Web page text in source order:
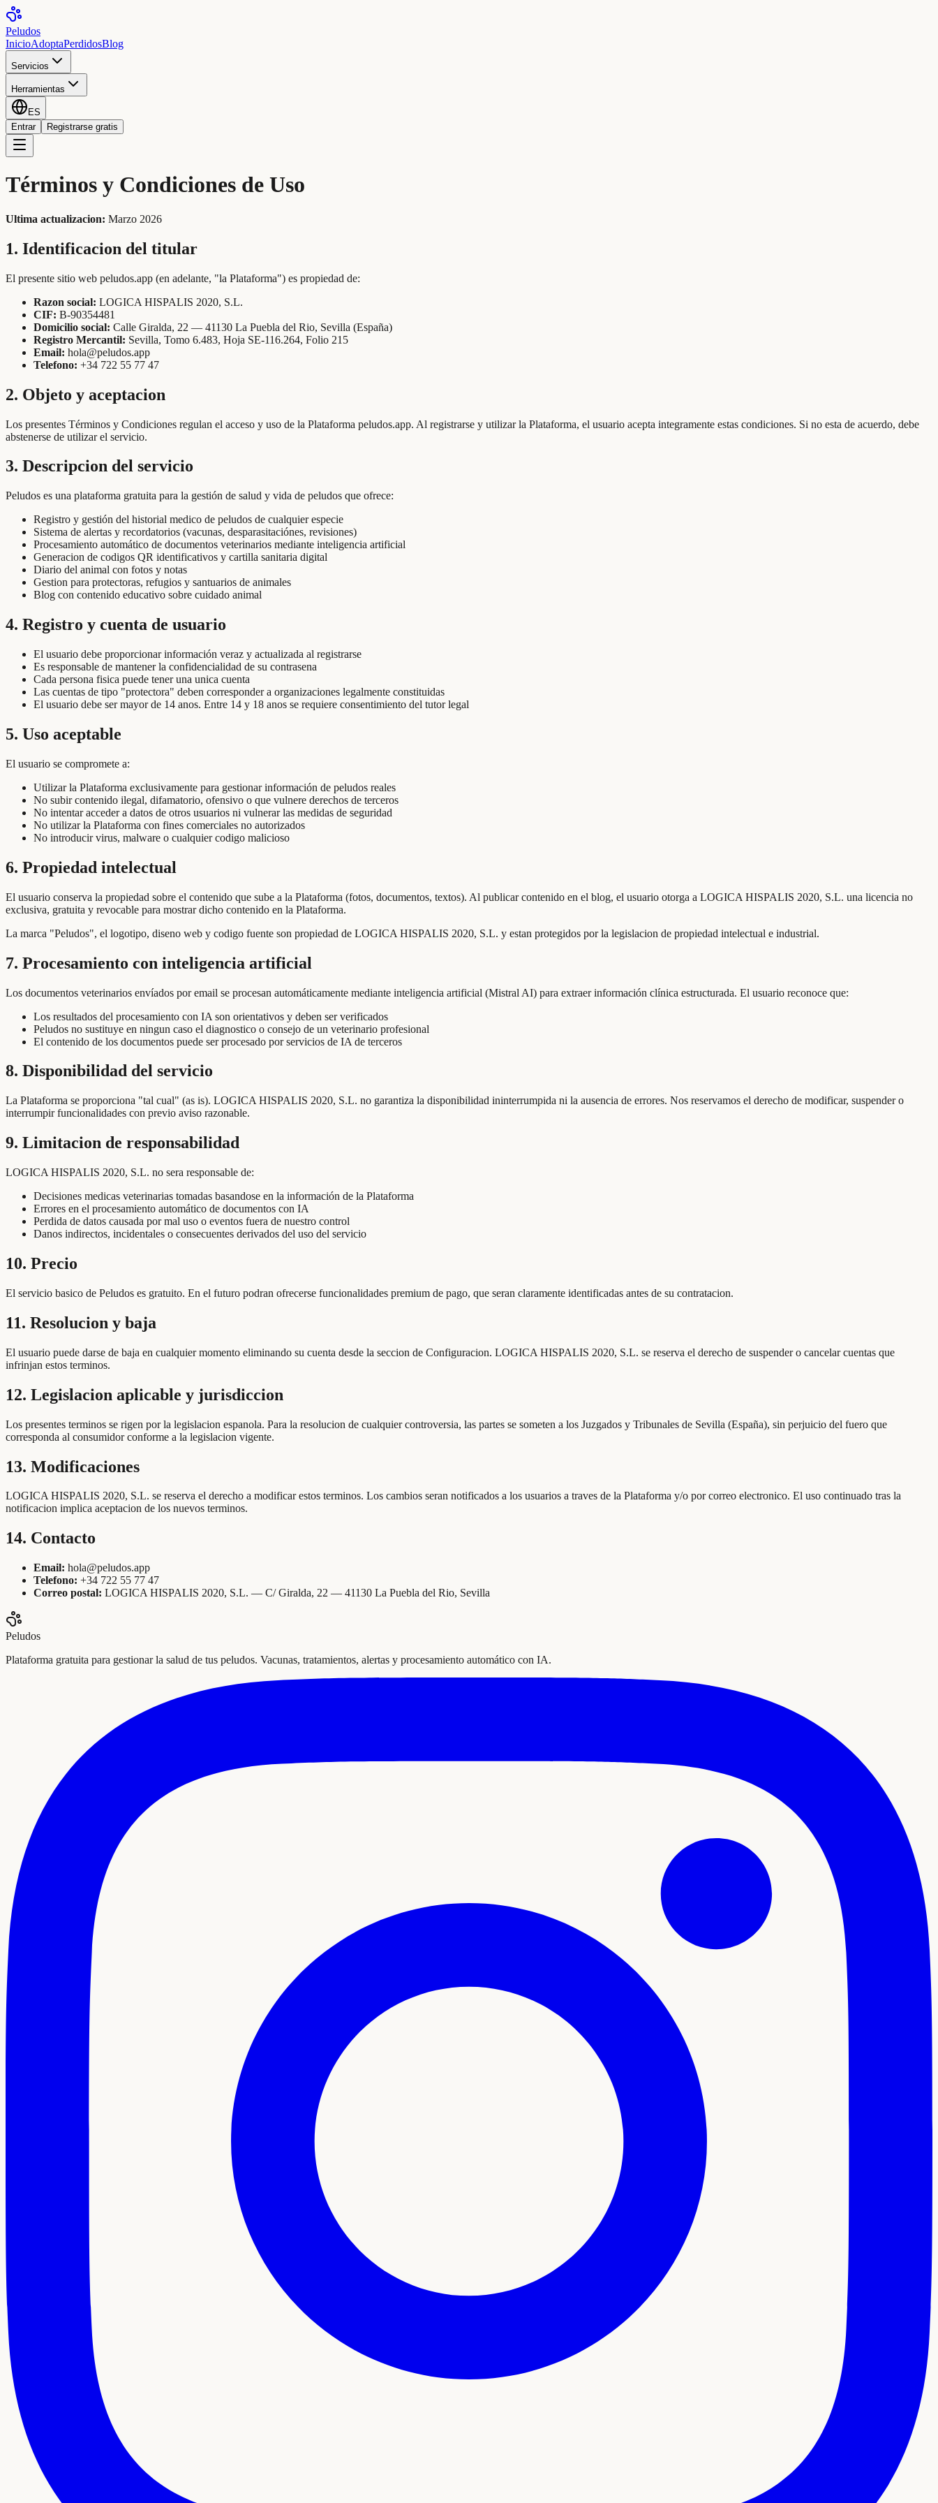
Peludos
InicioAdoptaPerdidosBlog
Servicios
Herramientas
ES
Entrar
Registrarse gratis
Términos y Condiciones de Uso
Ultima actualizacion: Marzo 2026
1. Identificacion del titular
El presente sitio web peludos.app (en adelante, "la Plataforma") es propiedad de:
Razon social: LOGICA HISPALIS 2020, S.L.
CIF: B-90354481
Domicilio social: Calle Giralda, 22 — 41130 La Puebla del Rio, Sevilla (España)
Registro Mercantil: Sevilla, Tomo 6.483, Hoja SE-116.264, Folio 215
Email: hola@peludos.app
Telefono: +34 722 55 77 47
2. Objeto y aceptacion
Los presentes Términos y Condiciones regulan el acceso y uso de la Plataforma peludos.app. Al registrarse y utilizar la Plataforma, el usuario acepta integramente estas condiciones. Si no esta de acuerdo, debe
abstenerse de utilizar el servicio.
3. Descripcion del servicio
Peludos es una plataforma gratuita para la gestión de salud y vida de peludos que ofrece:
Registro y gestión del historial medico de peludos de cualquier especie
Sistema de alertas y recordatorios (vacunas, desparasitaciónes, revisiones)
Procesamiento automático de documentos veterinarios mediante inteligencia artificial
Generacion de codigos QR identificativos y cartilla sanitaria digital
Diario del animal con fotos y notas
Gestion para protectoras, refugios y santuarios de animales
Blog con contenido educativo sobre cuidado animal
4. Registro y cuenta de usuario
El usuario debe proporcionar información veraz y actualizada al registrarse
Es responsable de mantener la confidencialidad de su contrasena
Cada persona fisica puede tener una unica cuenta
Las cuentas de tipo "protectora" deben corresponder a organizaciones legalmente constituidas
El usuario debe ser mayor de 14 anos. Entre 14 y 18 anos se requiere consentimiento del tutor legal
5. Uso aceptable
El usuario se compromete a:
Utilizar la Plataforma exclusivamente para gestionar información de peludos reales
No subir contenido ilegal, difamatorio, ofensivo o que vulnere derechos de terceros
No intentar acceder a datos de otros usuarios ni vulnerar las medidas de seguridad
No utilizar la Plataforma con fines comerciales no autorizados
No introducir virus, malware o cualquier codigo malicioso
6. Propiedad intelectual
El usuario conserva la propiedad sobre el contenido que sube a la Plataforma (fotos, documentos, textos). Al publicar contenido en el blog, el usuario otorga a LOGICA HISPALIS 2020, S.L. una licencia no
exclusiva, gratuita y revocable para mostrar dicho contenido en la Plataforma.
La marca "Peludos", el logotipo, diseno web y codigo fuente son propiedad de LOGICA HISPALIS 2020, S.L. y estan protegidos por la legislacion de propiedad intelectual e industrial.
7. Procesamiento con inteligencia artificial
Los documentos veterinarios envíados por email se procesan automáticamente mediante inteligencia artificial (Mistral AI) para extraer información clínica estructurada. El usuario reconoce que:
Los resultados del procesamiento con IA son orientativos y deben ser verificados
Peludos no sustituye en ningun caso el diagnostico o consejo de un veterinario profesional
El contenido de los documentos puede ser procesado por servicios de IA de terceros
8. Disponibilidad del servicio
La Plataforma se proporciona "tal cual" (as is). LOGICA HISPALIS 2020, S.L. no garantiza la disponibilidad ininterrumpida ni la ausencia de errores. Nos reservamos el derecho de modificar, suspender o
interrumpir funcionalidades con previo aviso razonable.
9. Limitacion de responsabilidad
LOGICA HISPALIS 2020, S.L. no sera responsable de:
Decisiones medicas veterinarias tomadas basandose en la información de la Plataforma
Errores en el procesamiento automático de documentos con IA
Perdida de datos causada por mal uso o eventos fuera de nuestro control
Danos indirectos, incidentales o consecuentes derivados del uso del servicio
10. Precio
El servicio basico de Peludos es gratuito. En el futuro podran ofrecerse funcionalidades premium de pago, que seran claramente identificadas antes de su contratacion.
11. Resolucion y baja
El usuario puede darse de baja en cualquier momento eliminando su cuenta desde la seccion de Configuracion. LOGICA HISPALIS 2020, S.L. se reserva el derecho de suspender o cancelar cuentas que
infrinjan estos terminos.
12. Legislacion aplicable y jurisdiccion
Los presentes terminos se rigen por la legislacion espanola. Para la resolucion de cualquier controversia, las partes se someten a los Juzgados y Tribunales de Sevilla (España), sin perjuicio del fuero que
corresponda al consumidor conforme a la legislacion vigente.
13. Modificaciones
LOGICA HISPALIS 2020, S.L. se reserva el derecho a modificar estos terminos. Los cambios seran notificados a los usuarios a traves de la Plataforma y/o por correo electronico. El uso continuado tras la
notificacion implica aceptacion de los nuevos terminos.
14. Contacto
Email: hola@peludos.app
Telefono: +34 722 55 77 47
Correo postal: LOGICA HISPALIS 2020, S.L. — C/ Giralda, 22 — 41130 La Puebla del Rio, Sevilla
Peludos
Plataforma gratuita para gestionar la salud de tus peludos. Vacunas, tratamientos, alertas y procesamiento automático con IA.